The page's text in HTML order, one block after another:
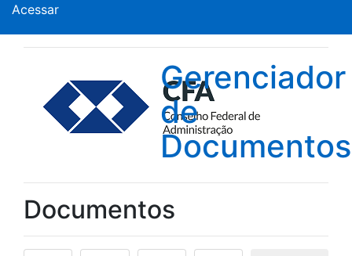
Acessar
Gerenciador
de
Documentos
Documentos